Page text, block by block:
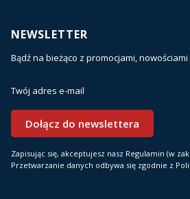
NEWSLETTER
Bądź na bieżąco z promocjami,
Twój adres e-mail
Dołącz do newslettera
Zapisując się, akceptujesz nasz Regulamin (w
Przetwarzanie danych odbywa się zgodnie z